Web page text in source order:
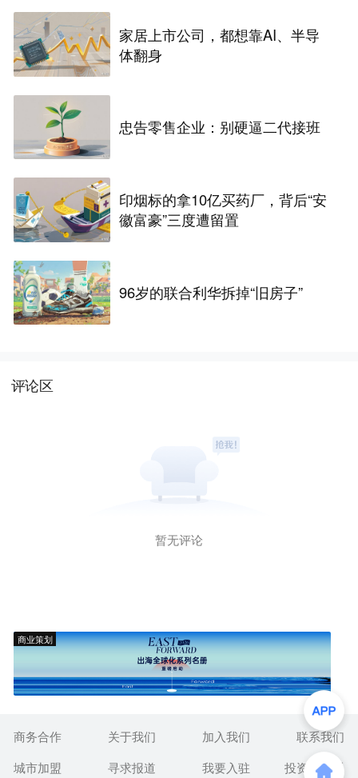
家居上市公司，都想靠AI、半导
体翻身
忠告零售企业：别硬逼二代接班
印烟标的拿10亿买药厂，背后“安
徽富豪”三度遭留置
96岁的联合利华拆掉“旧房子”
评论区
暂无评论
商业策划
商务合作 关于我们 加入我们
联系我们
城市加盟
寻求报道 我要入驻 投资者关系